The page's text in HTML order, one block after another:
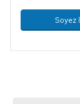
Soyez